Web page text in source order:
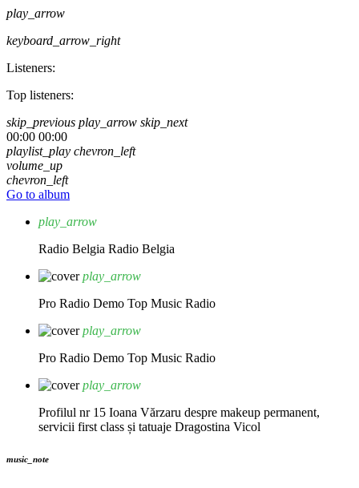
play_arrow
keyboard_arrow_right
Listeners:
Top listeners:
skip_previous play_arrow skip_next
00:00 00:00
playlist_play chevron_left
volume_up
chevron_left
Go to album
play_arrow
Radio Belgia Radio Belgia
play_arrow
Pro Radio Demo Top Music Radio
play_arrow
Pro Radio Demo Top Music Radio
play_arrow
Profilul nr 15 Ioana Vărzaru despre makeup permanent,
servicii first class și tatuaje Dragostina Vicol
music_note